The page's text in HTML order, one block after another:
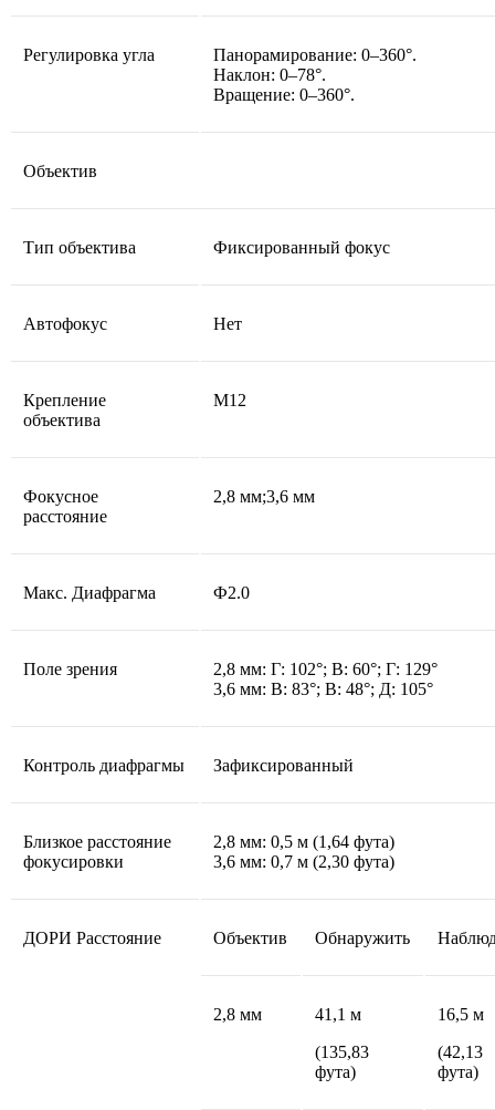
Регулировка угла
Панорамирование: 0–360°.
Наклон: 0–78°.
Вращение: 0–360°.
Объектив
Тип объектива Фиксированный фокус
Автофокус Нет
Крепление
объектива
М12
Фокусное
расстояние
2,8 мм;3,6 мм
Макс. Диафрагма Ф2.0
Поле зрения
2,8 мм: Г: 102°; В: 60°; Г: 129°
3,6 мм: В: 83°; В: 48°; Д: 105°
Контроль диафрагмы Зафиксированный
Близкое расстояние
фокусировки
2,8 мм: 0,5 м (1,64 фута)
3,6 мм: 0,7 м (2,30 фута)
ДОРИ Расстояние Объектив Обнаружить
2,8 мм
41,1 м
(135,83
фута)
16,5 м
(42,13
фута)